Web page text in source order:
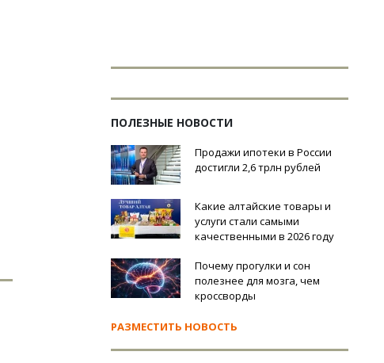
ПОЛЕЗНЫЕ НОВОСТИ
Продажи ипотеки в России
достигли 2,6 трлн рублей
Какие алтайские товары и
услуги стали самыми
качественными в 2026 году
Почему прогулки и сон
полезнее для мозга, чем
кроссворды
РАЗМЕСТИТЬ НОВОСТЬ